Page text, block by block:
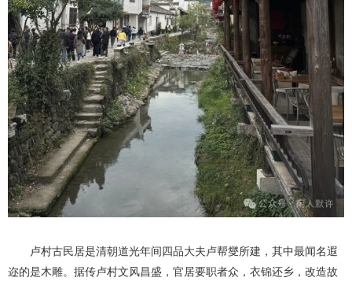
卢村古民居是清朝道光年间四品大夫卢帮燮所建，其中最闻名遐
迩的是木雕。据传卢村文风昌盛，官居要职者众，衣锦还乡，改造故